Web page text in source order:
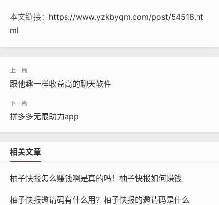
本文链接： https://www.yzkbyqm.com/post/54518.ht
ml
跟他趣一样收益高的聊天软件
拼多多无限助力app
相关文章
柚子快报怎么赚钱啊是真的吗！柚子快报如何赚钱
柚子快报邀请码有什么用？柚子快报的邀请码是什么